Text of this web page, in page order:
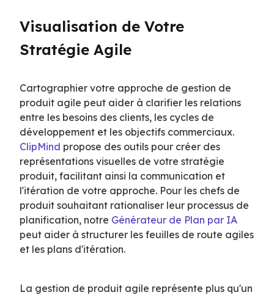
Visualisation de Votre
Stratégie Agile
Cartographier votre approche de gestion de
produit agile peut aider à clarifier les relations
entre les besoins des clients, les cycles de
ClipMind propose des outils pour créer des
représentations visuelles de votre stratégie
produit, facilitant ainsi la communication et
l'itération de votre approche. Pour les chefs de
produit souhaitant rationaliser leur processus de
planification, notre Générateur de Plan par IA
peut aider à structurer les feuilles de route agiles
et les plans d'itération.
La gestion de produit agile représente plus qu'un